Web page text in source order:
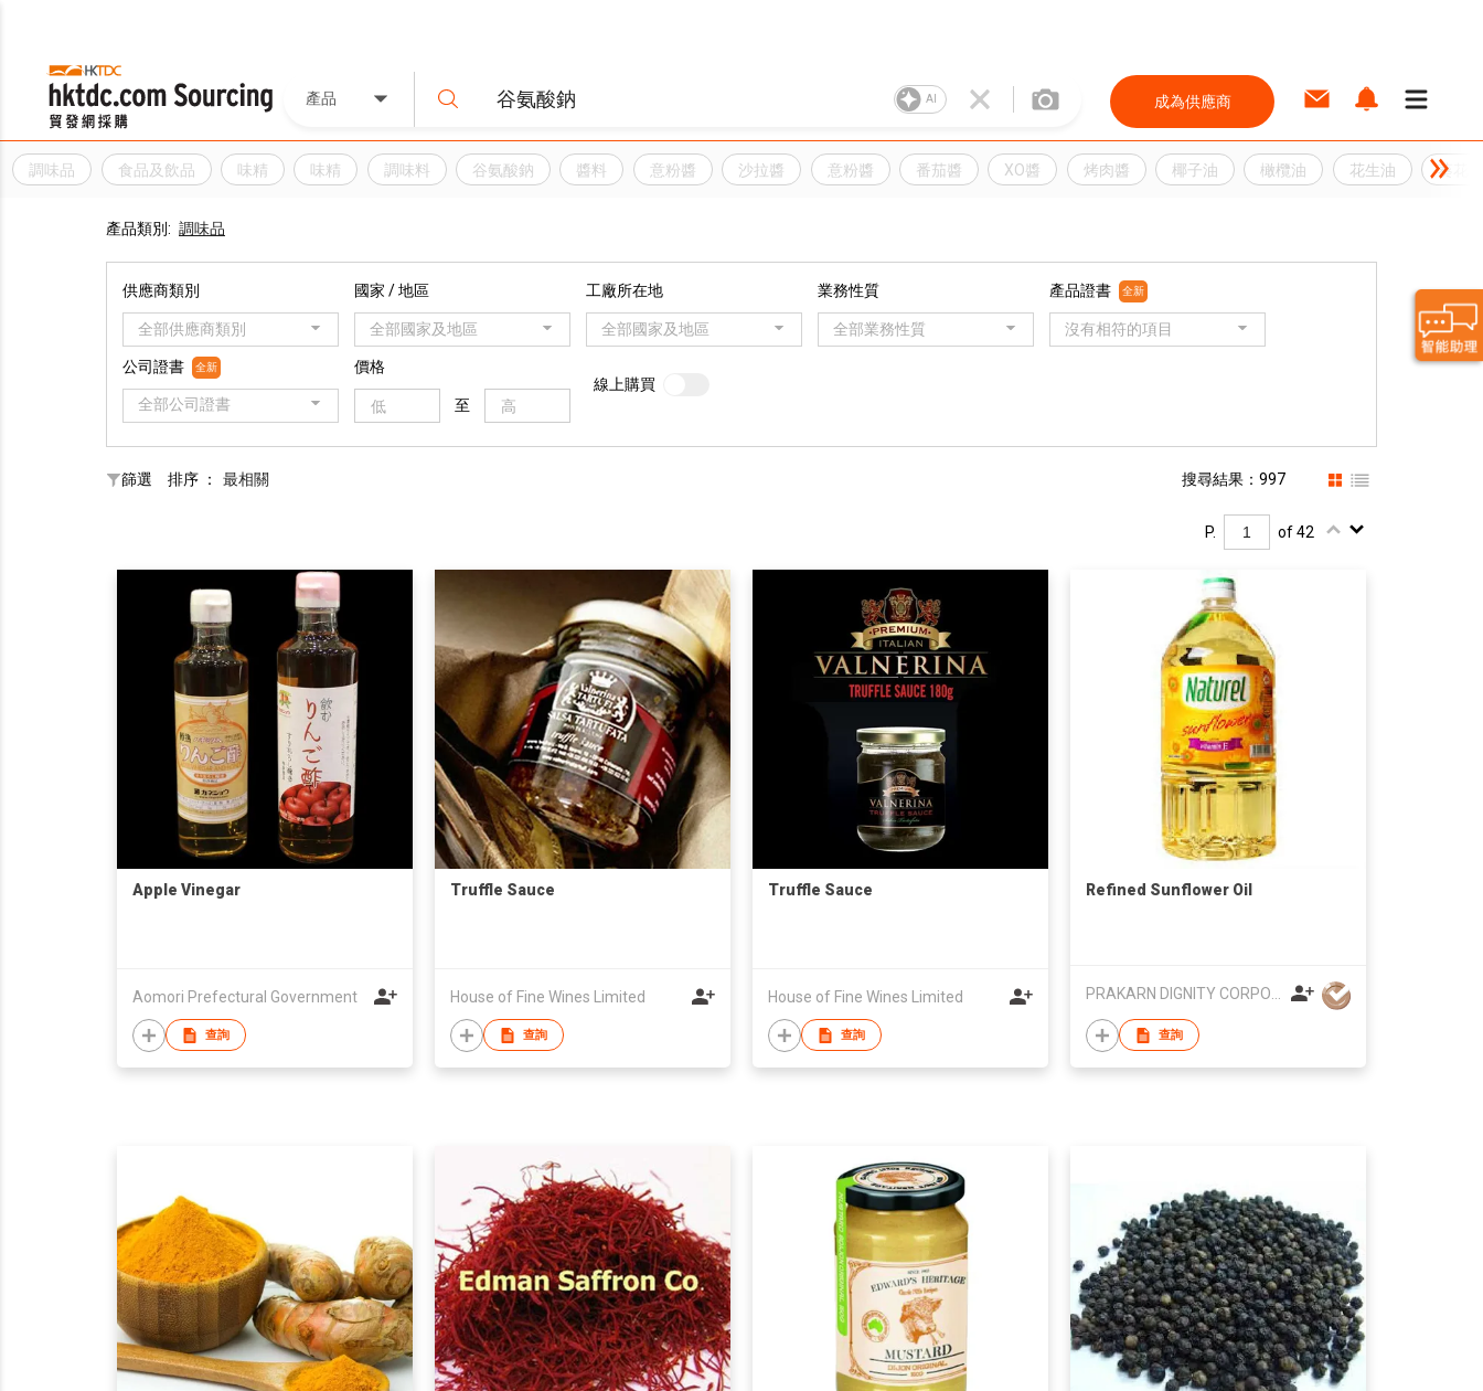
產品 AI 成為供應商
調味品 食品及飲品 味精 味精 調味料 谷氨酸鈉 醬料 意粉醬 沙拉醬 意粉醬 番茄醬 XO醬 烤肉醬 椰子油 橄欖油 花生油 葵花
產品類別: 調味品
供應商類別
全部供應商類別
國家 / 地區
全部國家及地區
工廠所在地
全部國家及地區
業務性質
全部業務性質
產品證書 全新
沒有相符的項目
公司證書 全新
全部公司證書
價格
至
線上購買
篩選 排序 ： 最相關 搜尋結果：997
P. of 42
Apple Vinegar
Aomori Prefectural Government
查詢
Truffle Sauce
House of Fine Wines Limited
查詢
Truffle Sauce
House of Fine Wines Limited
查詢
Refined Sunflower Oil
查詢